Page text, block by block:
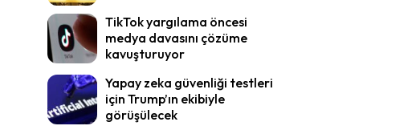
TikTok yargılama öncesi
medya davasını çözüme
kavuşturuyor
Yapay zeka güvenliği testleri
için Trump’ın ekibiyle
görüşülecek